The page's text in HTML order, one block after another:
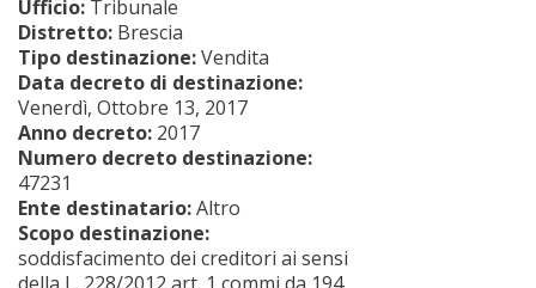
Ufficio: Tribunale
Distretto: Brescia
Tipo destinazione:Vendita
Data decreto di destinazione:
Venerdì, Ottobre 13, 2017
Anno decreto: 2017
Numero decreto destinazione:
47231
Ente destinatario:Altro
Scopo destinazione:
soddisfacimento dei creditori ai sensi